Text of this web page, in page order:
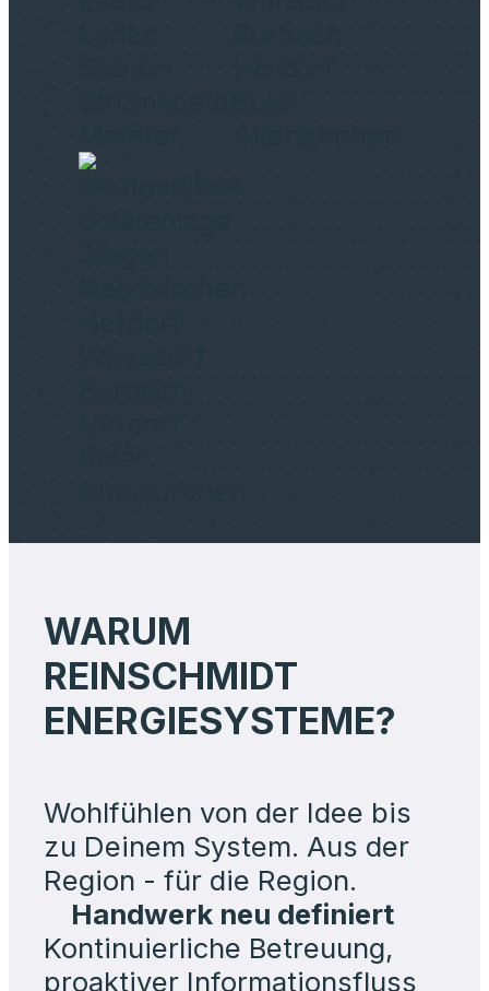
WARUM
REINSCHMIDT
ENERGIESYSTEME?
Wohlfühlen von der Idee bis
zu Deinem System. Aus der
Region - für die Region.
Handwerk neu definiert
Kontinuierliche Betreuung,
proaktiver Informationsfluss